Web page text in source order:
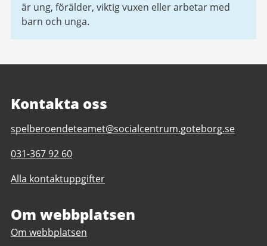
är ung, förälder, viktig vuxen eller arbetar med
barn och unga.
Kontakta oss
E-
till
Spelberoendeteamet
Göteborg
spelberoendeteamet@socialcentrum.goteborg.se
Telefonnummer
Spelberoendeteamet
031-367 92 60
Alla kontaktuppgifter
Om webbplatsen
Om webbplatsen